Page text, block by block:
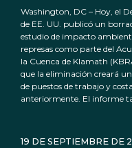
Washington, DC – Hoy, el
de EE. UU. publicó un
estudio de impacto
represas como parte del
la Cuenca de Klamath
que la eliminación creará
de puestos de trabajo y
anteriormente. El informe
19 DE SEPTIEMBRE DE